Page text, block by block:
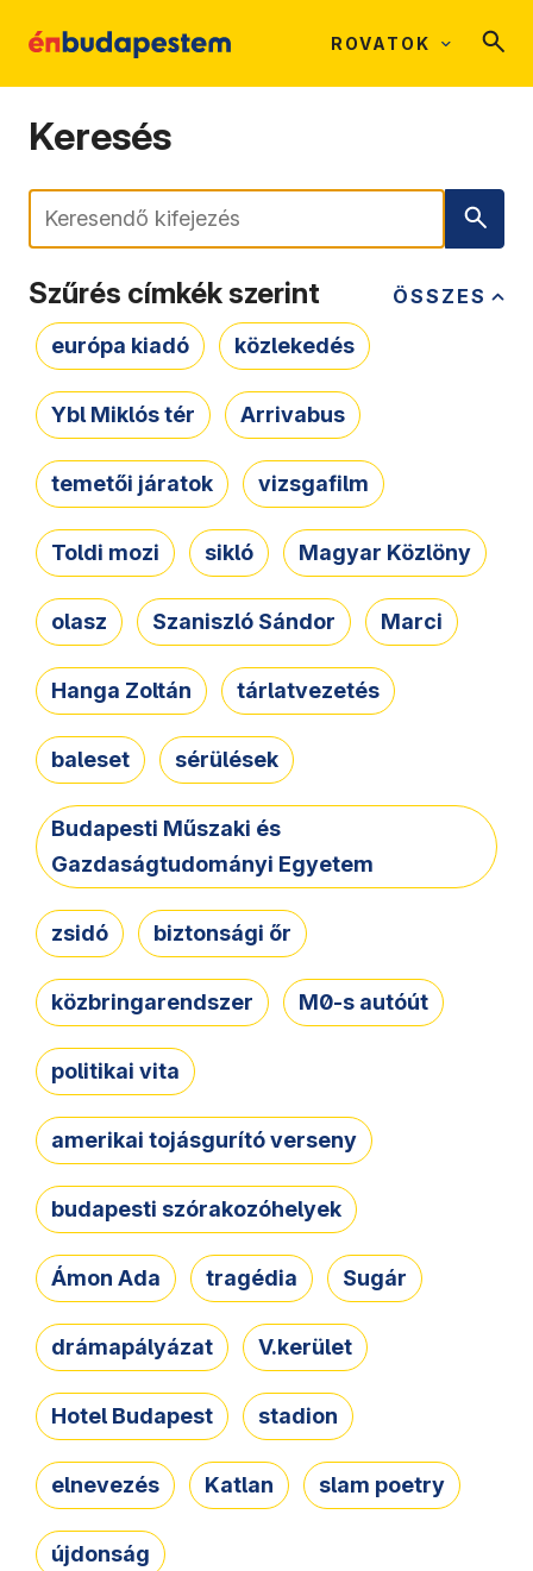
ROVATOK
Keresés
Keresés
ÖSSZES
Szűrés címkék szerint
európa kiadó közlekedés
Ybl Miklós tér Arrivabus
temetői járatok vizsgafilm
Toldi mozi sikló Magyar Közlöny
olasz Szaniszló Sándor Marci
Hanga Zoltán tárlatvezetés
baleset sérülések
Budapesti Műszaki és
Gazdaságtudományi Egyetem
zsidó biztonsági őr
közbringarendszer M0-s autóút
politikai vita
amerikai tojásgurító verseny
budapesti szórakozóhelyek
Ámon Ada tragédia Sugár
drámapályázat V.kerület
Hotel Budapest stadion
elnevezés Katlan slam poetry
újdonság